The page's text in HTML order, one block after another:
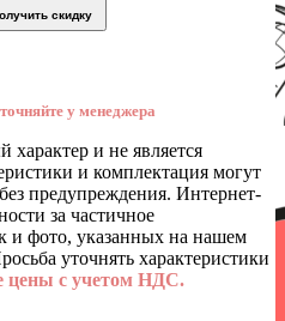
скидку
у менеджера
и не является
и комплектация могут
предупреждения. Интернет-
за частичное
и фото, указанных на нашем
уточнять характеристики
цены с учетом НДС.